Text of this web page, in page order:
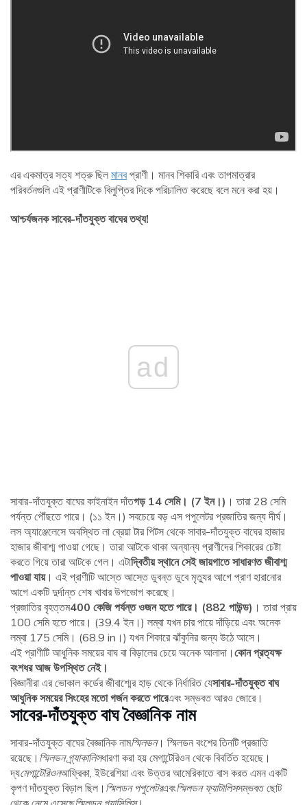
এর একমাত্র সত্য শত্রু ছিল মানবপ্রাণী। মানব শিকারি এবং তাপমাত্রার
পরিবর্তনগুলি এই প্রাণীটিকে বিলুপ্তির দিকে পরিচালিত করেছে বলে মনে করা হয়।
আশ্চর্যজনক সাবের-দাঁতযুক্ত বাঘের তথ্য!
ad
সাবার-দাঁতযুক্ত বাঘের কাইনাইন দাঁতগড় 14 সেমি। (7 ইন।) । তারা 28 সেমি
পর্যন্ত পৌঁছতে পারে। (১১ ইন।) সবচেয়ে বড় এস পপুলেটর প্রজাতির জন্য দীর্ঘ।
লস অ্যাঞ্জেলেসে অবস্থিত লা ব্রেয়া টার পিটস থেকে সাবার-দাঁতযুক্ত বাঘের হাজার
হাজার জীবাশ্ম পাওয়া গেছে। তারা আটকে থাকা অন্যান্য প্রাণীদের শিকারের চেষ্টা
করতে গিয়ে তারা আটকে গেল। এটাদ্বিতীয় স্থানে সেই জায়গাতে সাধারণত জীবাশ্ম
পাওয়া যায়। এই প্রাণীটি আস্তে আস্তে ডুবন্ত ডুবে মৃত্যুর আগে প্রাণ হারানোর
আগে একটি দুর্দান্ত শেষ খাবার উপভোগ করেছে।
প্রজাতির বৃহত্তম400 কেজি পর্যন্ত ওজন হতে পারে। (882 পাউন্ড) । তারা প্রায়
100 সেমি হতে পারে। (39.4 ইন।) লম্বা যখন চার পায়ে দাঁড়িয়ে এবং অনেক
লম্বা 175 সেমি। (68.9 in।) যখন শিকারে ঝাঁকুনির জন্য উঠে আসে।
এই প্রাণীটি আধুনিক সময়ের বাঘ বা বিড়ালের চেয়ে অনেক আলাদা। কোন প্রত্যক্ষ
বংশধর আজ উপস্থিত নেই।
বিজ্ঞানীরা এর ভোকাল কর্ডের জীবাশ্মের হাড় থেকে নির্ধারিত যেসাবার-দাঁতযুক্ত বাঘ
আধুনিক সময়ের সিংহের মতো গর্জন করতে পারেএবং সম্ভবত আরও জোরে।
সাবের-দাঁতযুক্ত বাঘ বৈজ্ঞানিক নাম
সাবার-দাঁতযুক্ত বাঘের বৈজ্ঞানিক নামস্মিলডন। স্মিলডন বংশের তিনটি প্রজাতি
রয়েছে। স্মিলডন গ্র্যাকালিসধারণা করা হয় মেগান্টেরিওন থেকে বিবর্তিত হয়েছে।
দ্যমেগান্টেরিওনআফ্রিকা, ইউরেশিয়া এবং উত্তর আমেরিকাতে বাস করত এমন একটি
কৃপণ দাঁতযুক্ত বিড়াল ছিল। স্মিলডন পপুলেটরএবংস্মিলডন ফ্যাটালিসসম্ভবত ছোট